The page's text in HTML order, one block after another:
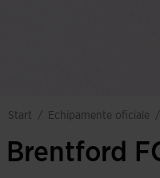
start / echipamente oficiale /
Brentford